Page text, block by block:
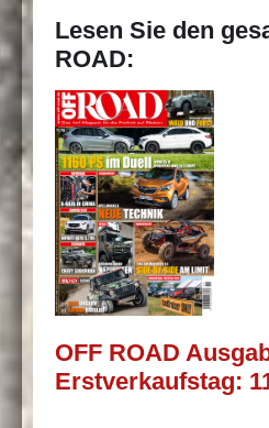
Lesen Sie den
ROAD:
OFF ROAD
Erstverkaufstag: